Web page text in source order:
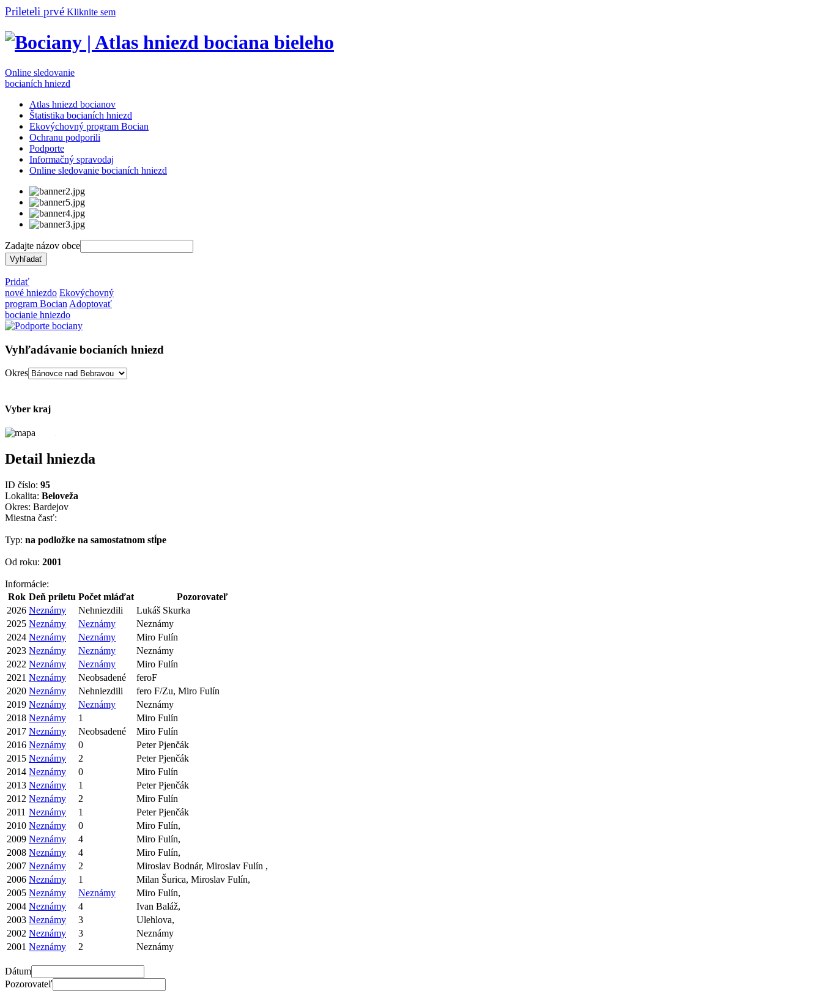
Prileteli prvé Kliknite sem
Online sledovanie
bocianích hniezd
Atlas hniezd bocianov
Štatistika bocianích hniezd
Ekovýchovný program Bocian
Ochranu podporili
Podporte
Informačný spravodaj
Online sledovanie bocianích hniezd
Zadajte názov obce
Pridať
nové hniezdo Ekovýchovný
program Bocian Adoptovať
bocianie hniezdo
Vyhľadávanie bocianích hniezd
Okres
Vyber kraj
Detail hniezda
ID číslo: 95
Lokalita: Beloveža
Okres: Bardejov
Miestna časť:
Typ: na podložke na samostatnom stĺpe
Od roku: 2001
Informácie:
Rok Deň príletu Počet mláďat
Pozorovateľ
2026 Neznámy Nehniezdili
Lukáš Skurka
2025 Neznámy Neznámy
Neznámy
2024 Neznámy Neznámy
Miro Fulín
2023 Neznámy Neznámy
Neznámy
2022 Neznámy Neznámy
Miro Fulín
2021 Neznámy Neobsadené
feroF
2020 Neznámy Nehniezdili
fero F/Zu, Miro Fulín
2019 Neznámy Neznámy
Neznámy
2018 Neznámy 1
Miro Fulín
2017 Neznámy Neobsadené
Miro Fulín
2016 Neznámy 0
Peter Pjenčák
2015 Neznámy 2
Peter Pjenčák
2014 Neznámy 0
Miro Fulín
2013 Neznámy 1
Peter Pjenčák
2012 Neznámy 2
Miro Fulín
2011 Neznámy 1
Peter Pjenčák
2010 Neznámy 0
Miro Fulín,
2009 Neznámy 4
Miro Fulín,
2008 Neznámy 4
Miro Fulín,
2007 Neznámy 2
Miroslav Bodnár, Miroslav Fulín ,
2006 Neznámy 1
Milan Šurica, Miroslav Fulín,
2005 Neznámy Neznámy
Miro Fulín,
2004 Neznámy 4
Ivan Baláž,
2003 Neznámy 3
Ulehlova,
2002 Neznámy 3
Neznámy
2001 Neznámy 2 Neznámy
Dátum
Pozorovateľ